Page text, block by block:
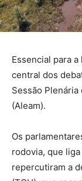
Essencial para
central dos
Sessão Plenária
(Aleam).
Os
rodovia, que
repercutiram a